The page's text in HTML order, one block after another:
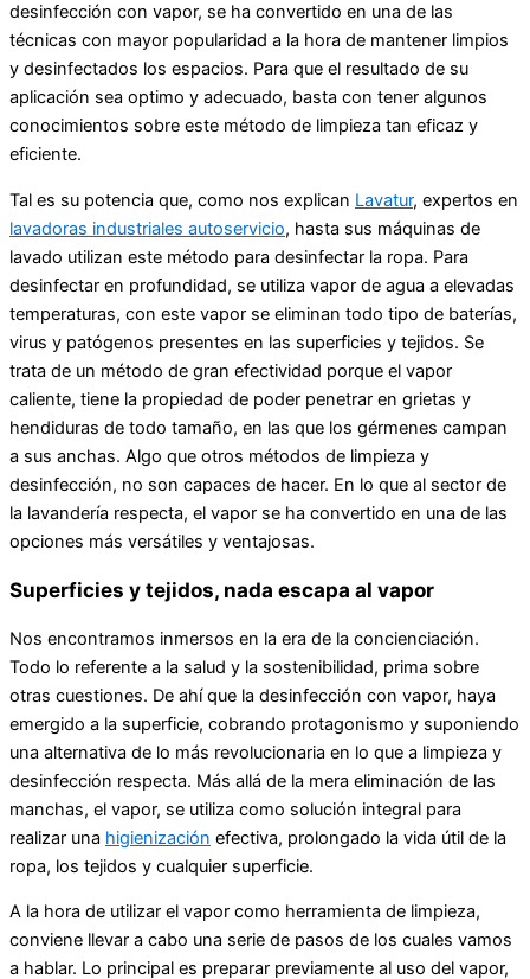
desinfección con vapor, se ha convertido en una de las
técnicas con mayor popularidad a la hora de mantener limpios
y desinfectados los espacios. Para que el resultado de su
aplicación sea optimo y adecuado, basta con tener algunos
conocimientos sobre este método de limpieza tan eficaz y
eficiente.
Tal es su potencia que, como nos explican Lavatur, expertos en
lavadoras industriales autoservicio, hasta sus máquinas de
lavado utilizan este método para desinfectar la ropa. Para
desinfectar en profundidad, se utiliza vapor de agua a elevadas
temperaturas, con este vapor se eliminan todo tipo de baterías,
virus y patógenos presentes en las superficies y tejidos. Se
trata de un método de gran efectividad porque el vapor
caliente, tiene la propiedad de poder penetrar en grietas y
hendiduras de todo tamaño, en las que los gérmenes campan
a sus anchas. Algo que otros métodos de limpieza y
desinfección, no son capaces de hacer. En lo que al sector de
la lavandería respecta, el vapor se ha convertido en una de las
opciones más versátiles y ventajosas.
Superficies y tejidos, nada escapa al vapor
Nos encontramos inmersos en la era de la concienciación.
Todo lo referente a la salud y la sostenibilidad, prima sobre
otras cuestiones. De ahí que la desinfección con vapor, haya
emergido a la superficie, cobrando protagonismo y suponiendo
una alternativa de lo más revolucionaria en lo que a limpieza y
desinfección respecta. Más allá de la mera eliminación de las
manchas, el vapor, se utiliza como solución integral para
realizar una higienización efectiva, prolongado la vida útil de la
ropa, los tejidos y cualquier superficie.
A la hora de utilizar el vapor como herramienta de limpieza,
conviene llevar a cabo una serie de pasos de los cuales vamos
a hablar. Lo principal es preparar previamente al uso del vapor,